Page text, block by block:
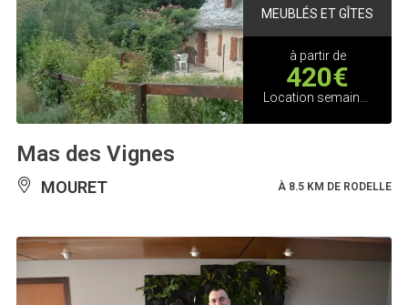
MEUBLÉS ET GÎTES
à partir de
420€
Mas des Vignes
MOURET À 8.5 KM DE RODELLE